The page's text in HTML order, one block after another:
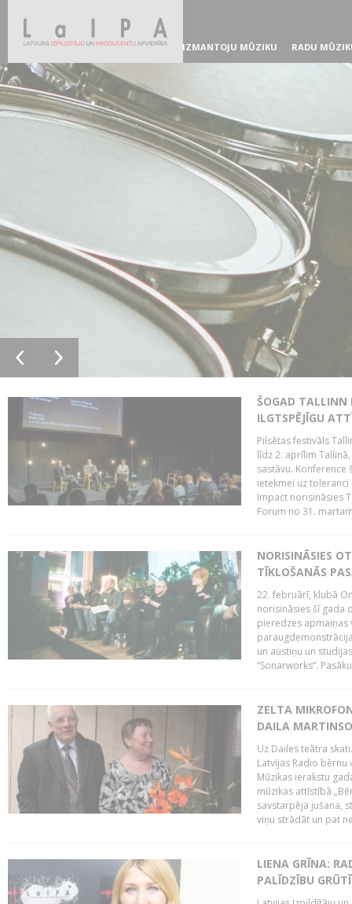
IZMANTOJU MŪZIKU RADU
ŠOGAD TALLINN
ILGTSPĒJĪGU
Pilsētas festivāls
līdz 2. aprīlim
sastāvu.
ietekmei uz
Impact norisināsies
Forum no 31.
NORISINĀSIES
TĪKLOŠANĀS
22. februārī, klubā
norisināsies šī gada
pieredzes apmaiņas
un austiņu un
“Sonarworks”.
ZELTA
DAILA
Uz Dailes teātra
Latvijas Radio
Mūzikas ierakstu
mūzikas
savstarpēja jušana,
viņu strādāt un pat
LIENA GRĪNA:
PALĪDZĪBU